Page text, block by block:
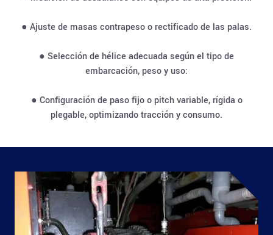
● Ajuste de masas contrapeso o rectificado de las palas.
● Selección de hélice adecuada según el tipo de
embarcación, peso y uso:
● Configuración de paso fijo o pitch variable, rígida o
plegable, optimizando tracción y consumo.